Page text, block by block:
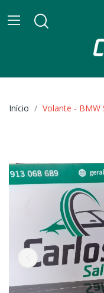
Início Volante - BMW